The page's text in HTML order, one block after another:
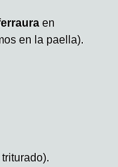
en
en la paella).